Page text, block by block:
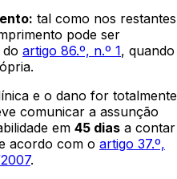
tal como nos restantes
pode ser
artigo 86.º, n.º 1, quando
e o dano for totalmente
comunicar a assunção
em 45 dias a contar
acordo com o artigo 37.º,
.